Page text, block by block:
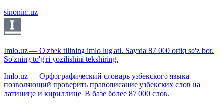
sinonim.uz
Imlo.uz — O'zbek tilining imlo lug'ati. Saytda 87 000 ortiq so'z bor.
So'zning to'g'ri yozilishini tekshiring.
Imlo.uz — Орфографический словарь узбекского языка
позволяющий проверить правописание узбекских слов на
латинице и кириллице. В базе более 87 000 слов.